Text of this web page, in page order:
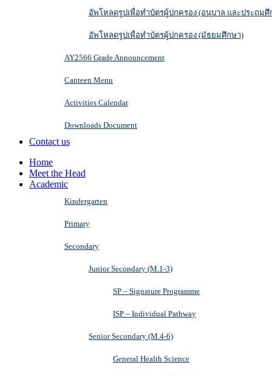
อัพโหลดรูปเพื่อทำบัตรผู้ปกครอง (อนุบาล และประถมศึ
อัพโหลดรูปเพื่อทำบัตรผู้ปกครอง (มัธยมศึกษา)
AY2566 Grade Announcement
Canteen Menu
Activities Calendar
Downloads Document
Contact us
Home
Meet the Head
Academic
Kindergarten
Primary
Secondary
Junior Secondary (M.1-3)
SP – Signature Programme
ISP – Individual Pathway
Senior Secondary (M.4-6)
General Health Science